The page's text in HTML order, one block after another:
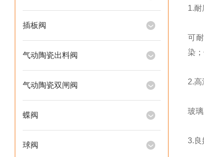
插板阀
气动陶瓷出料阀
气动陶瓷双闸阀
蝶阀
球阀
1.耐
可
染
2.高
玻
3.良